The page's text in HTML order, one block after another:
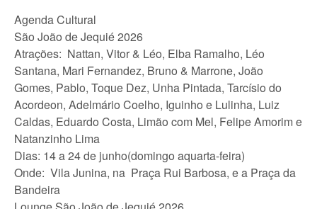
Agenda Cultural
São João de Jequié 2026
Atrações: Nattan, Vitor & Léo, Elba Ramalho, Léo
Santana, Mari Fernandez, Bruno & Marrone, João
Gomes, Pablo, Toque Dez, Unha Pintada, Tarcísio do
Acordeon, Adelmário Coelho, Iguinho e Lulinha, Luiz
Caldas, Eduardo Costa, Limão com Mel, Felipe Amorim e
Natanzinho Lima
Dias: 14 a 24 de junho(domingo aquarta-feira)
Onde: Vila Junina, na Praça Rui Barbosa, e a Praça da
Bandeira